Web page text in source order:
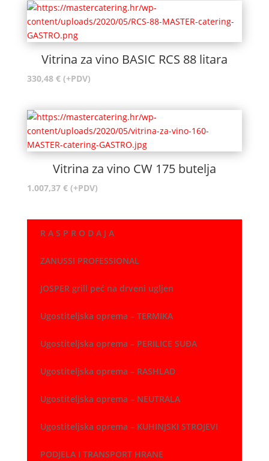
Vitrina za vino BASIC RCS 88 litara
330,48 € (+PDV)
Vitrina za vino CW 175 butelja
1.007,37 € (+PDV)
R A S P R O D A J A
ZANUSSI PROFESSIONAL
JOSPER grill peć na drveni ugljen
Ugostiteljska oprema – TERMIKA
Ugostiteljska oprema – PERILICE SUĐA
Ugostiteljska oprema – RASHLAD
Ugostiteljska oprema – NEUTRALA
Ugostiteljska oprema – KUHINJSKI STROJEVI
PODJELA I TRANSPORT HRANE